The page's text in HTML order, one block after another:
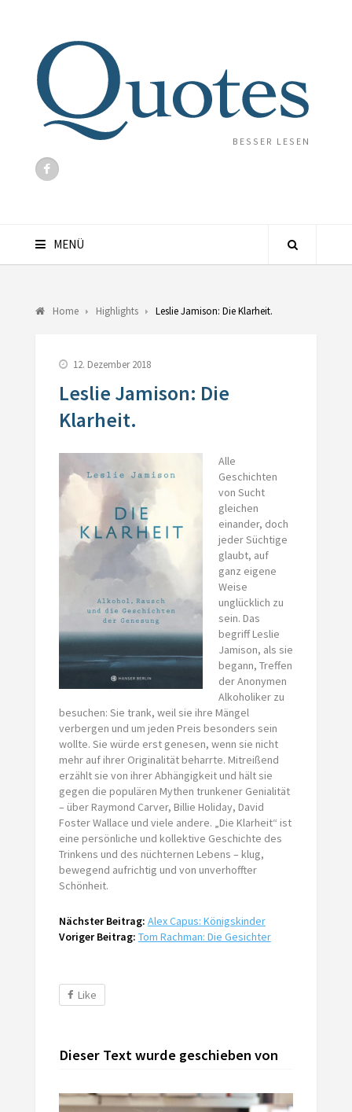
BESSER LESEN
MENÜ
Home Highlights Leslie Jamison: Die Klarheit.
12. Dezember 2018
Leslie Jamison: Die
Klarheit.
Alle
Geschichten
von Sucht
gleichen
einander, doch
jeder Süchtige
glaubt, auf
ganz eigene
Weise
unglücklich zu
sein. Das
begriff Leslie
Jamison, als sie
begann, Treffen
der Anonymen
Alkoholiker zu
besuchen: Sie trank, weil sie ihre Mängel
verbergen und um jeden Preis besonders sein
wollte. Sie würde erst genesen, wenn sie nicht
mehr auf ihrer Originalität beharrte. Mitreißend
erzählt sie von ihrer Abhängigkeit und hält sie
gegen die populären Mythen trunkener Genialität
– über Raymond Carver, Billie Holiday, David
Foster Wallace und viele andere. „Die Klarheit“ ist
eine persönliche und kollektive Geschichte des
Trinkens und des nüchternen Lebens – klug,
bewegend aufrichtig und von unverhoffter
Schönheit.
Nächster Beitrag: Alex Capus: Königskinder
Voriger Beitrag: Tom Rachman: Die Gesichter
Like
Dieser Text wurde geschieben von